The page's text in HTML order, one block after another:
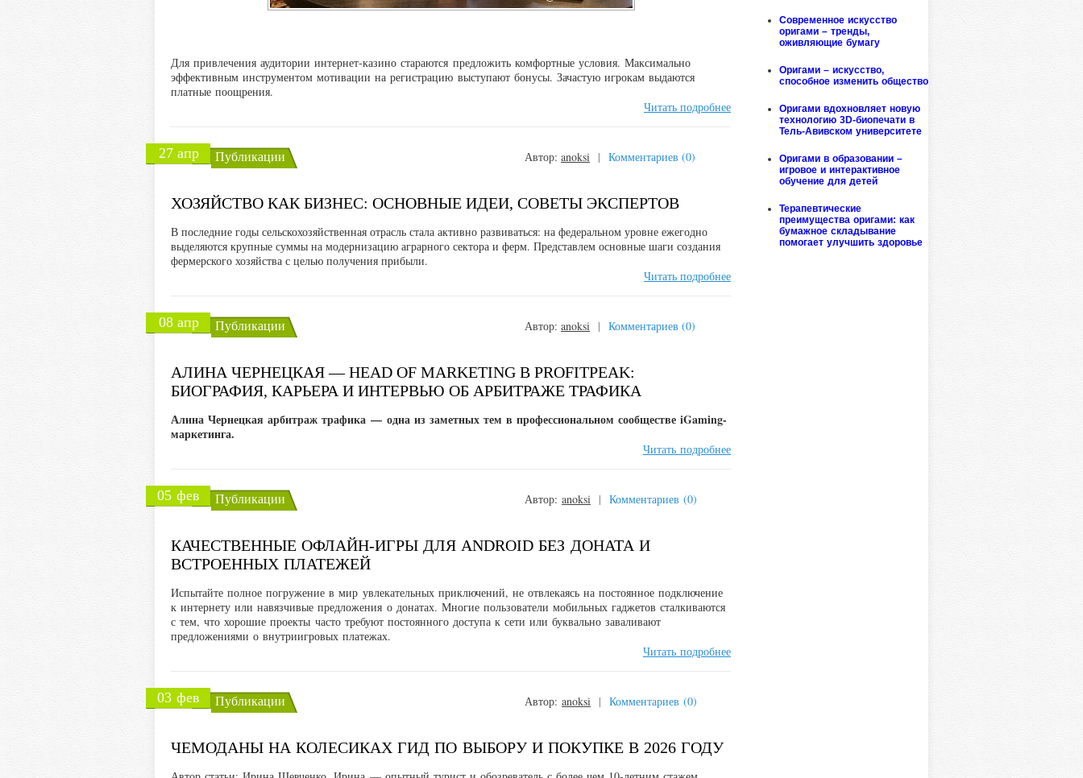
Для привлечения аудитории интернет-казино стараются предложить комфортные условия. Максимально
эффективным инструментом мотивации на регистрацию выступают бонусы. Зачастую игрокам выдаются
платные поощрения.
Читать подробнее
27 апр Публикации Автор: anoksi | Комментариев (0)
ХОЗЯЙСТВО КАК БИЗНЕС: ОСНОВНЫЕ ИДЕИ, СОВЕТЫ ЭКСПЕРТОВ
В последние годы сельскохозяйственная отрасль стала активно развиваться: на федеральном уровне ежегодно
выделяются крупные суммы на модернизацию аграрного сектора и ферм. Представлем основные шаги создания
фермерского хозяйства с целью получения прибыли.
Читать подробнее
08 апр Публикации Автор: anoksi | Комментариев (0)
АЛИНА ЧЕРНЕЦКАЯ — HEAD OF MARKETING В PROFITPEAK:
БИОГРАФИЯ, КАРЬЕРА И ИНТЕРВЬЮ ОБ АРБИТРАЖЕ ТРАФИКА
Алина Чернецкая арбитраж трафика — одна из заметных тем в профессиональном сообществе iGaming-
маркетинга.
Читать подробнее
05 фев Публикации Автор:anoksi | Комментариев (0)
КАЧЕСТВЕННЫЕ ОФЛАЙН-ИГРЫ ДЛЯ ANDROID БЕЗ ДОНАТА И
ВСТРОЕННЫХ ПЛАТЕЖЕЙ
Испытайте полное погружение в мир увлекательных приключений, не отвлекаясь на постоянное подключение
к интернету или навязчивые предложения о донатах. Многие пользователи мобильных гаджетов сталкиваются
с тем, что хорошие проекты часто требуют постоянного доступа к сети или буквально заваливают
предложениями о внутриигровых платежах.
Читать подробнее
03 фев Публикации Автор:anoksi | Комментариев (0)
ЧЕМОДАНЫ НА КОЛЕСИКАХ ГИД ПО ВЫБОРУ И ПОКУПКЕ В 2026 ГОДУ
Современное искусство
оригами – тренды,
оживляющие бумагу
Оригами – искусство,
способное изменить общество
Оригами вдохновляет новую
технологию 3D-биопечати в
Тель-Авивском университете
Оригами в образовании –
игровое и интерактивное
обучение для детей
Терапевтические
преимущества оригами: как
бумажное складывание
помогает улучшить здоровье